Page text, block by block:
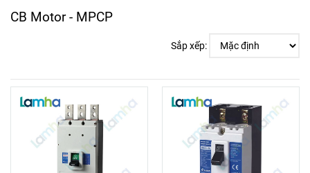
CB Motor - MPCP
Sắp xếp: